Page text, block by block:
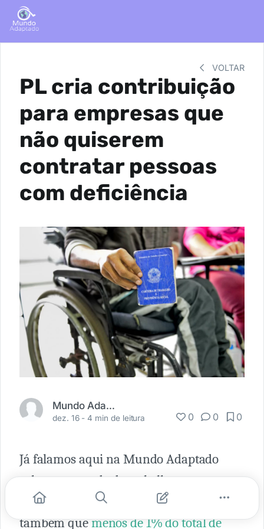
VOLTAR
PL cria contribuição
para empresas que
não quiserem
contratar pessoas
com deficiência
Mundo Adaptado
dez. 16 -4 min de leitura 0 0 0
Já falamos aqui na Mundo Adaptado
sobre o mercado de trabalho para
Pessoas com Deficiência, falamos
também quemenos de 1% do total de